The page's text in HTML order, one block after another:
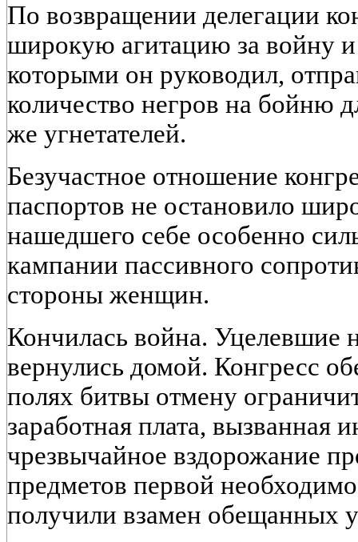
По возвращении делегации
широкую агитацию за войну
которыми он руководил,
количество негров на бойню
же угнетателей.
Безучастное отношение
паспортов не остановило
нашедшего себе особенно
кампании пассивного
стороны женщин.
Кончилась война. Уцелевшие
вернулись домой. Конгресс
полях битвы отмену
заработная плата, вызванная
чрезвычайное вздорожание
предметов первой
получили взамен обещанных